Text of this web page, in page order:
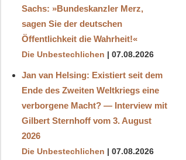
Sachs: »Bundeskanzler Merz,
sagen Sie der deutschen
Öffentlichkeit die Wahrheit!«
Die Unbestechlichen 07.08.2026
Jan van Helsing: Existiert seit dem
Ende des Zweiten Weltkriegs eine
verborgene Macht? — Interview mit
Gilbert Sternhoff vom 3. August
2026
Die Unbestechlichen 07.08.2026